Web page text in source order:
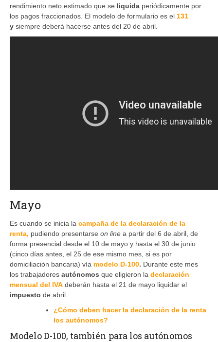
rendimiento neto estimado que se liquida periódicamente por
los pagos fraccionados. El modelo de formulario es el 131
y siempre deberá hacerse antes del 20 de abril.
Mayo
Es cuando se inicia la campaña de la declaración de la
renta, pudiendo presentarse on line a partir del 6 de abril, de
forma presencial desde el 10 de mayo y hasta el 30 de junio
(cinco días antes, el 25 de ese mismo mes, si es por
domiciliación bancaria) vía modelo D-100. Durante este mes
los trabajadores autónomos que eligieron la declaración
mensual del IVA deberán hasta el 21 de mayo liquidar el
impuesto de abril.
¿Cómo deben hacer la declaración de la renta
los autónomos?
Modelo D-100, también para los autónomos